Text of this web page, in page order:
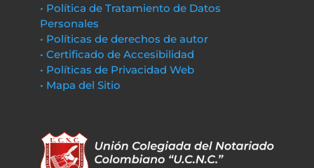
• Política de Tratamiento de Datos
Personales
• Políticas de derechos de autor
• Certificado de Accesibilidad
• Políticas de Privacidad Web
• Mapa del Sitio